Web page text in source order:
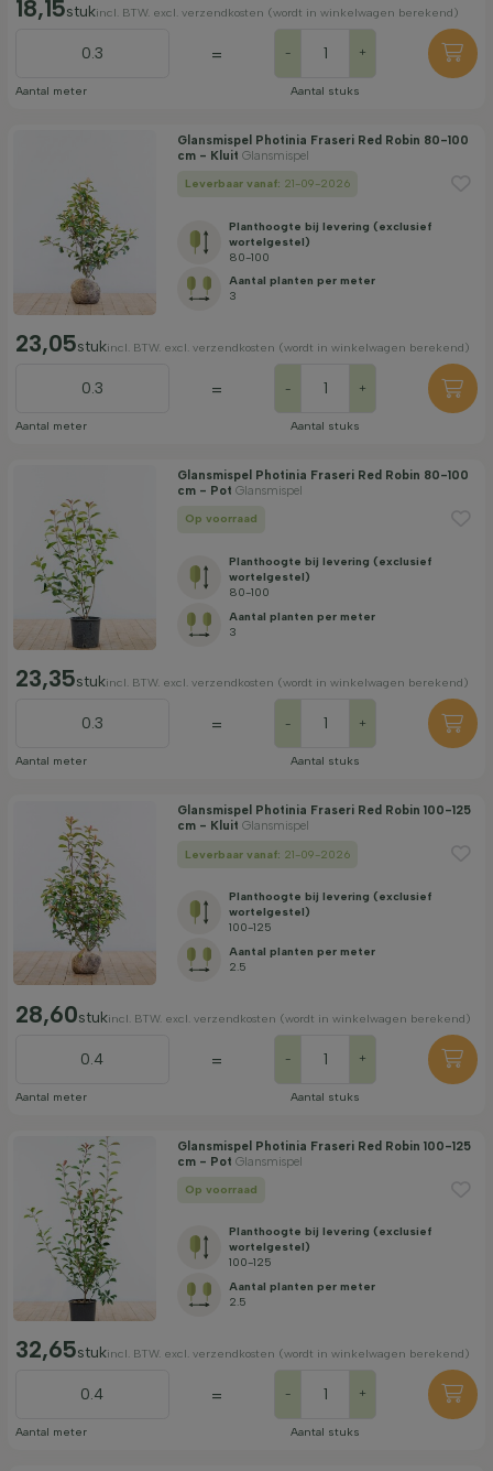
18,15stukincl. BTW. excl. verzendkosten (wordt in winkelwagen berekend)
Aantal meter
= - +
Aantal stuks
Glansmispel Photinia Fraseri Red Robin 80-100
cm - Kluit Glansmispel
Leverbaar vanaf: 21-09-2026
Planthoogte bij levering (exclusief
wortelgestel)
80-100
Aantal planten per meter
3
23,05stukincl. BTW. excl. verzendkosten (wordt in winkelwagen berekend)
Aantal meter
= - +
Aantal stuks
Glansmispel Photinia Fraseri Red Robin 80-100
cm - Pot Glansmispel
Op voorraad
Planthoogte bij levering (exclusief
wortelgestel)
80-100
Aantal planten per meter
3
23,35stukincl. BTW. excl. verzendkosten (wordt in winkelwagen berekend)
Aantal meter
= - +
Aantal stuks
Glansmispel Photinia Fraseri Red Robin 100-125
cm - Kluit Glansmispel
Leverbaar vanaf: 21-09-2026
Planthoogte bij levering (exclusief
wortelgestel)
100-125
Aantal planten per meter
2.5
28,60stukincl. BTW. excl. verzendkosten (wordt in winkelwagen berekend)
Aantal meter
= - +
Aantal stuks
Glansmispel Photinia Fraseri Red Robin 100-125
cm - Pot Glansmispel
Op voorraad
Planthoogte bij levering (exclusief
wortelgestel)
100-125
Aantal planten per meter
2.5
32,65stukincl. BTW. excl. verzendkosten (wordt in winkelwagen berekend)
Aantal meter
= - +
Aantal stuks